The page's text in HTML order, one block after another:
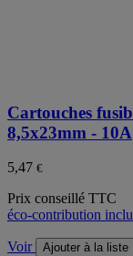
Cartouches
8,5x23mm - 10A
5,47 €
Prix conseillé TTC
éco-contribution
Voir Ajouter à la liste